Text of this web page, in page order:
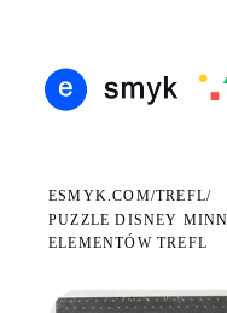
ESMYK.COM/TREFL/
PUZZLE DISNEY
ELEMENTÓW TREFL